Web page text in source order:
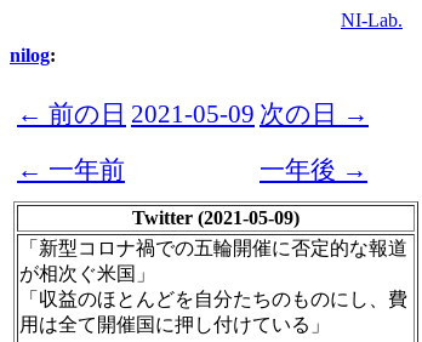
NI-Lab.
nilog:
← 前の日 2021-05-09 次の日 →
← 一年前
一年後 →
Twitter (2021-05-09)
「新型コロナ禍での五輪開催に否定的な報道
が相次ぐ米国」
「収益のほとんどを自分たちのものにし、費
用は全て開催国に押し付けている」